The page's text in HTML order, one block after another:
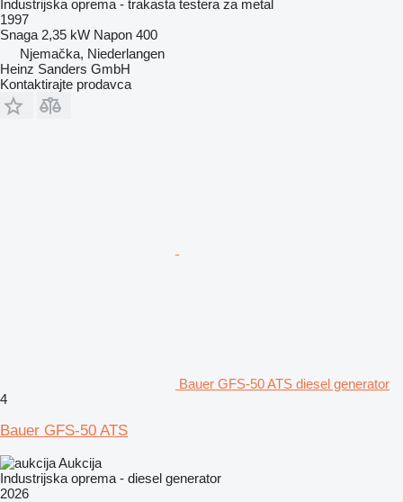
Industrijska oprema - trakasta testera za metal
1997
Snaga 2,35 kW Napon 400
Njemačka, Niederlangen
Heinz Sanders GmbH
Kontaktirajte prodavca
Bauer GFS-50 ATS diesel generator
4
Bauer GFS-50 ATS
Aukcija
Industrijska oprema - diesel generator
2026